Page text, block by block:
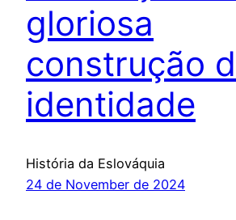
gloriosa
construção
identidade
História da Eslováquia
24 de November de 2024